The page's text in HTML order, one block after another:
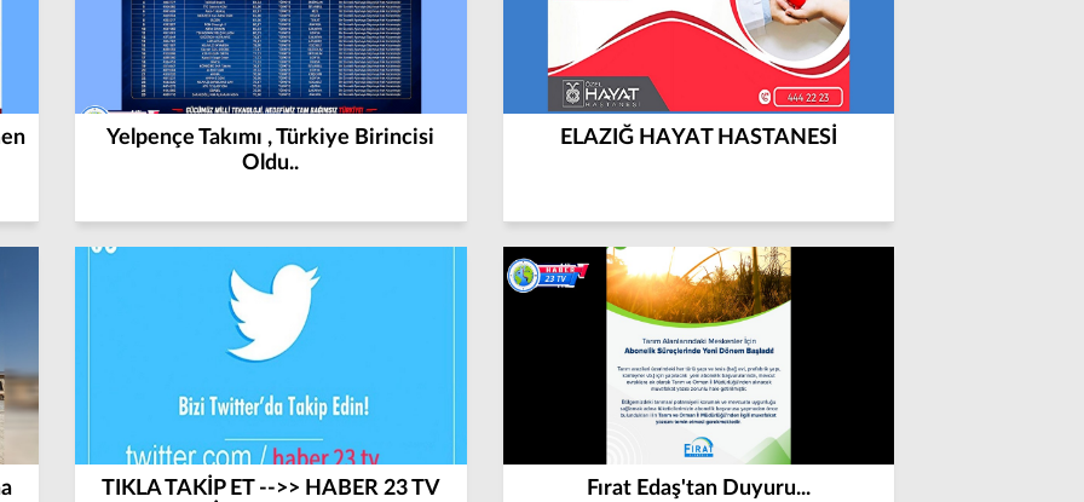
Yelpençe Takımı , Türkiye Birincisi
Oldu..
ELAZIĞ HAYAT HASTANESİ
TIKLA TAKİP ET -->> HABER 23 TV Fırat Edaş'tan Duyuru...